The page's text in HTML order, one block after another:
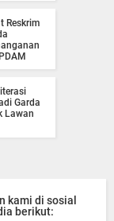
Reskrim
Garda
Lawan
kami di sosial
berikut: